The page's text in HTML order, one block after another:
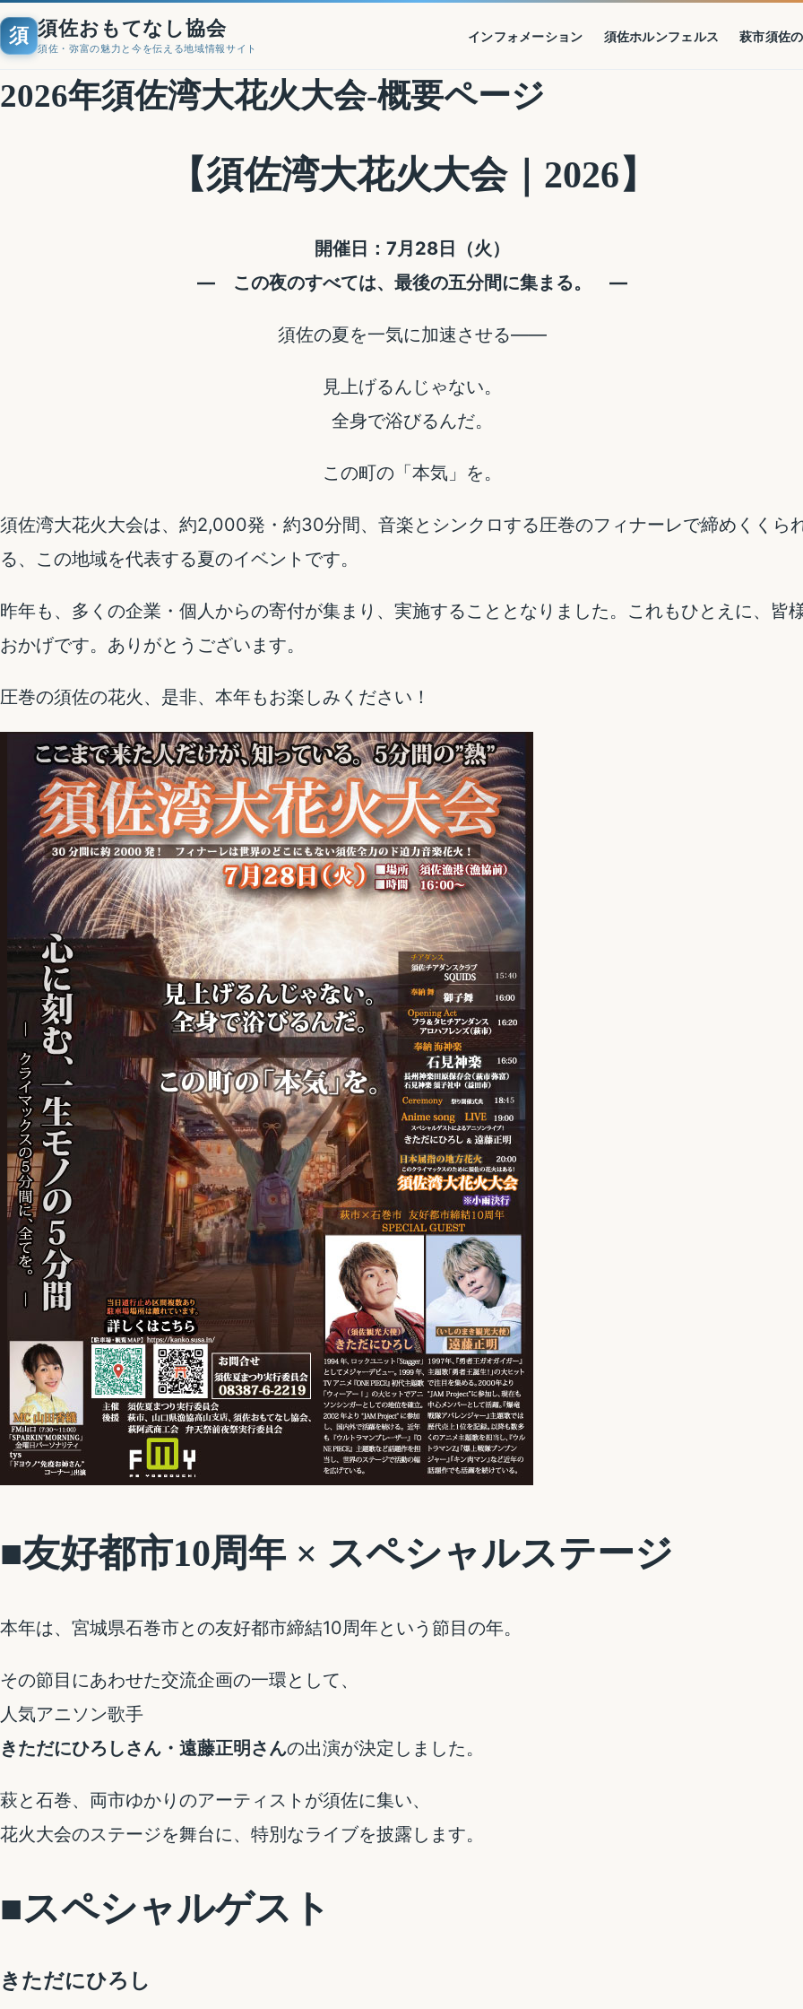
須 須佐おもてなし協会
須佐・弥富の魅力と今を伝える地域情報サイト
インフォメーション 須佐ホルンフェルス 萩市須佐
2026年須佐湾大花火大会-概要ページ
【須佐湾大花火大会｜2026】
開催日：7月28日（火）
― この夜のすべては、最後の五分間に集まる。 ―
須佐の夏を一気に加速させる――
見上げるんじゃない。
全身で浴びるんだ。
この町の「本気」を。
須佐湾大花火大会は、約2,000発・約30分間、音楽とシンクロする圧巻のフィナーレで締めくくら
る、この地域を代表する夏のイベントです。
昨年も、多くの企業・個人からの寄付が集まり、実施することとなりました。これもひとえに、皆
おかげです。ありがとうございます。
圧巻の須佐の花火、是非、本年もお楽しみください！
■友好都市10周年 × スペシャルステージ
本年は、宮城県石巻市との友好都市締結10周年という節目の年。
その節目にあわせた交流企画の一環として、
人気アニソン歌手
きただにひろしさん・遠藤正明さんの出演が決定しました。
萩と石巻、両市ゆかりのアーティストが須佐に集い、
花火大会のステージを舞台に、特別なライブを披露します。
■スペシャルゲスト
きただにひろし